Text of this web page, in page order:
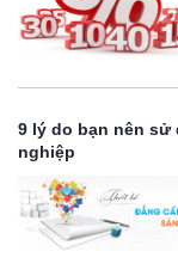
9 lý do bạn nên sử
nghiệp